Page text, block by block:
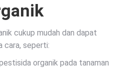
cukup mudah dan dapat
cara, seperti:
organik pada tanaman